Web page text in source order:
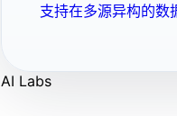
支持在多源异构的数
AI Labs